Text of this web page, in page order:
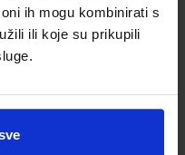
ih mogu kombinirati s
ili koje su prikupili